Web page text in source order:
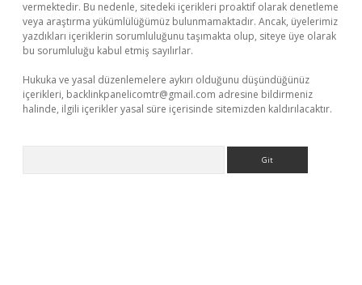
vermektedir. Bu nedenle, sitedeki içerikleri proaktif olarak denetleme
veya araştırma yükümlülüğümüz bulunmamaktadır. Ancak, üyelerimiz
yazdıkları içeriklerin sorumluluğunu taşımakta olup, siteye üye olarak
bu sorumluluğu kabul etmiş sayılırlar.
Hukuka ve yasal düzenlemelere aykırı olduğunu düşündüğünüz
içerikleri, backlinkpanelicomtr@gmail.com adresine bildirmeniz
halinde, ilgili içerikler yasal süre içerisinde sitemizden kaldırılacaktır.